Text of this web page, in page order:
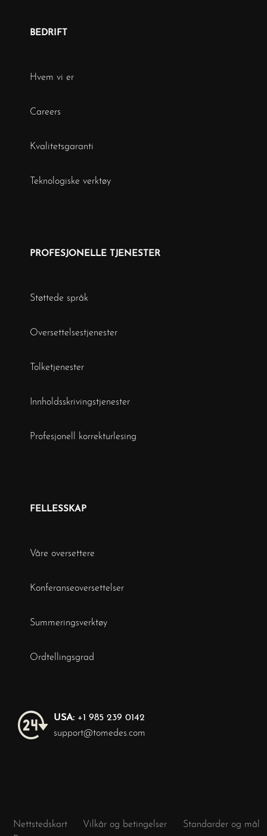
BEDRIFT
Hvem vi er
Careers
Kvalitetsgaranti
Teknologiske verktøy
PROFESJONELLE TJENESTER
Støttede språk
Oversettelsestjenester
Tolketjenester
Innholdsskrivingstjenester
Profesjonell korrekturlesing
FELLESSKAP
Våre oversettere
Konferanseoversettelser
Summeringsverktøy
Ordtellingsgrad
USA: +1 985 239 0142
support@tomedes.com
Nettstedskart Vilkår og betingelser
Standarder og mål